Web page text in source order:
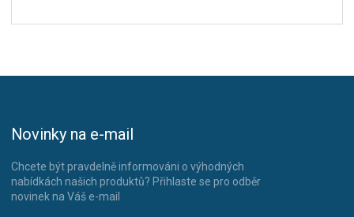
Novinky na e-mail
Chcete být pravdelně informováni o výhodných
nabídkách našich produktů? Přihlaste se pro odběr
novinek na Váš e-mail